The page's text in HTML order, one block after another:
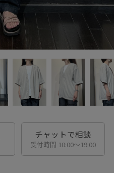
チャットで相談
受付時間 10:00〜19:00